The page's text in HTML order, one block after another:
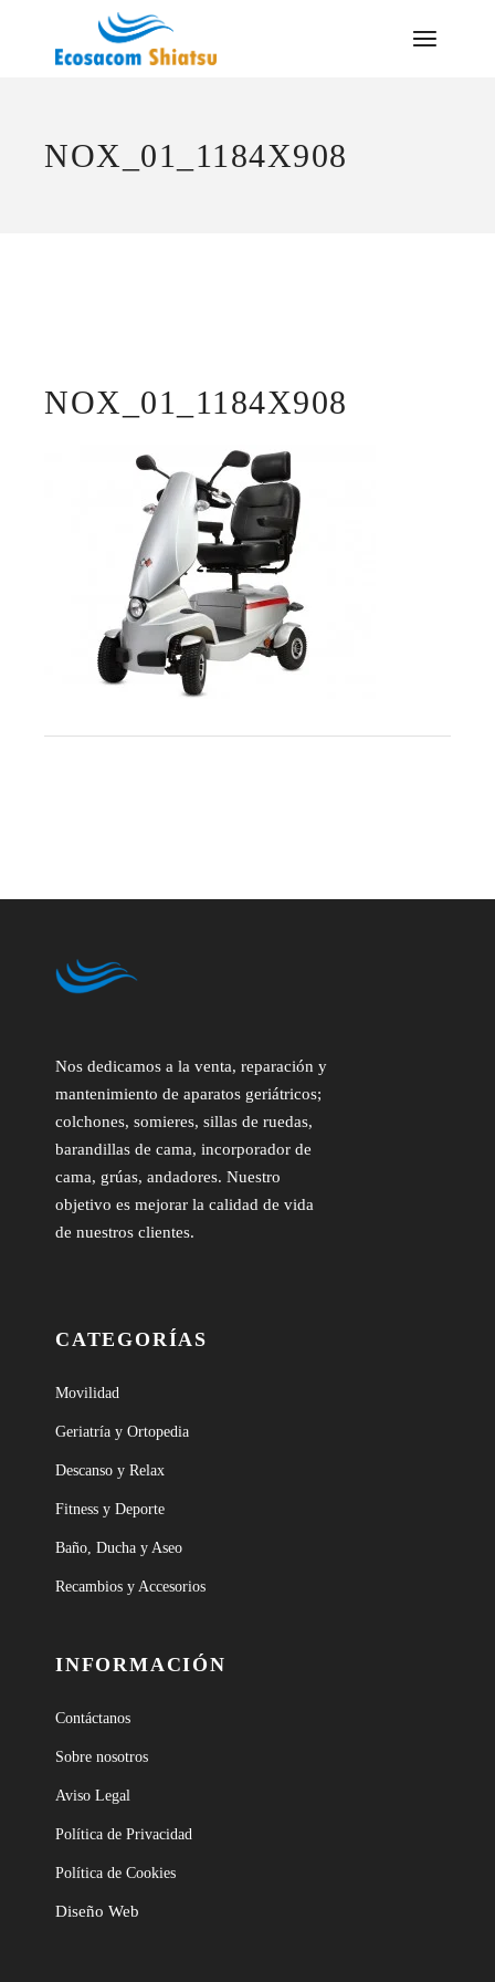
NOX_01_1184X908
NOX_01_1184X908
Nos dedicamos a la venta, reparación y
mantenimiento de aparatos geriátricos;
colchones, somieres, sillas de ruedas,
barandillas de cama, incorporador de
cama, grúas, andadores. Nuestro
objetivo es mejorar la calidad de vida
de nuestros clientes.
CATEGORÍAS
Movilidad
Geriatría y Ortopedia
Descanso y Relax
Fitness y Deporte
Baño, Ducha y Aseo
Recambios y Accesorios
INFORMACIÓN
Contáctanos
Sobre nosotros
Aviso Legal
Política de Privacidad
Política de Cookies
Diseño Web